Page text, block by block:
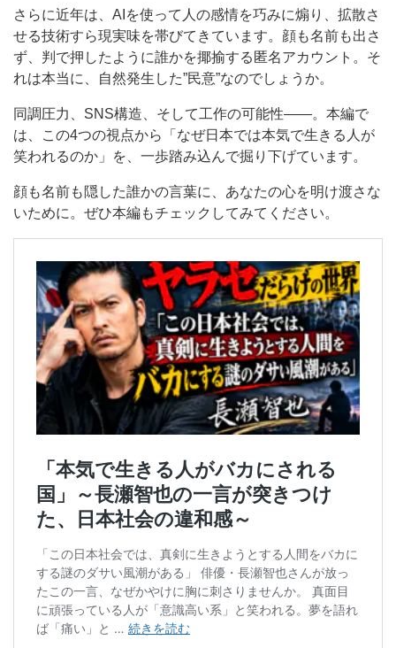
さらに近年は、AIを使って人の感情を巧みに煽り、拡散さ
せる技術すら現実味を帯びてきています。顔も名前も出さ
ず、判で押したように誰かを揶揄する匿名アカウント。そ
れは本当に、自然発生した”民意”なのでしょうか。
同調圧力、SNS構造、そして工作の可能性――。本編で
は、この4つの視点から「なぜ日本では本気で生きる人が
笑われるのか」を、一歩踏み込んで掘り下げています。
顔も名前も隠した誰かの言葉に、あなたの心を明け渡さな
いために。ぜひ本編もチェックしてみてください。